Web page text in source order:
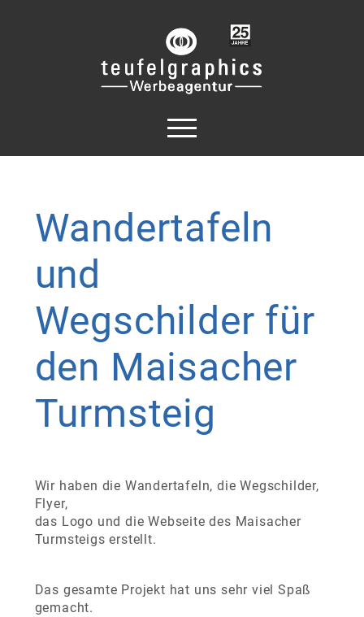
Wandertafeln
und
Wegschilder für
den Maisacher
Turmsteig
Wir haben die Wandertafeln, die Wegschilder,
Flyer,
das Logo und die Webseite des Maisacher
Turmsteigs erstellt.
Das gesamte Projekt hat uns sehr viel Spaß
gemacht.